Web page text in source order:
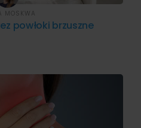
powłoki brzuszne
MOSKWA